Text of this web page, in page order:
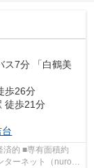
ス7分 「白鶴美
歩26分
徒歩21分
的 ■専有面積約
ターネット（nuro